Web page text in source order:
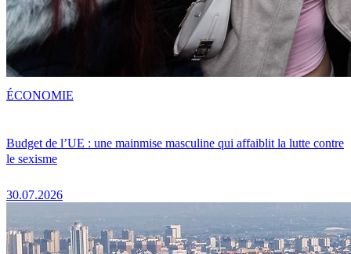
Budget de l’UE : une mainmise masculine qui affaiblit la lutte contre
le sexisme
30.07.2026
ÉCONOMIE